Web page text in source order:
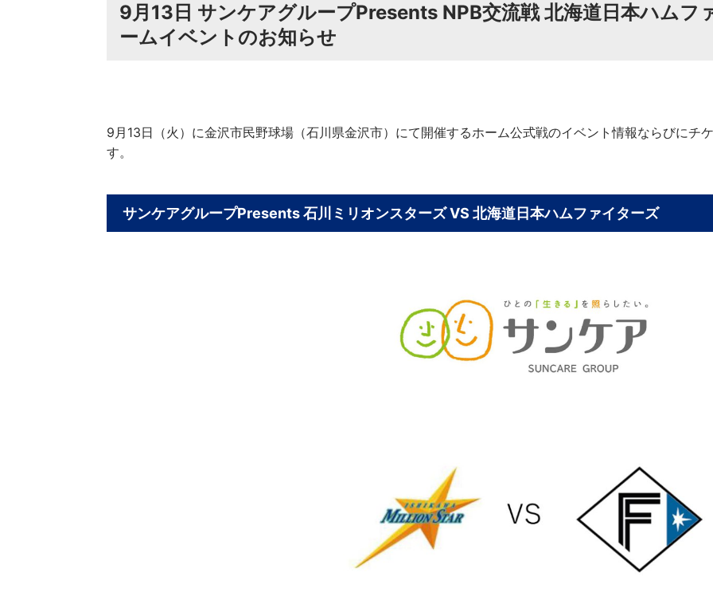
9月13日 サンケアグループPresents NPB交流戦 北海道日本ハムフ
ームイベントのお知らせ
9月13日（火）に金沢市民野球場（石川県金沢市）にて開催するホーム公式戦のイベント情報ならびにチ
す。
サンケアグループPresents 石川ミリオンスターズ VS 北海道日本ハムファイターズ